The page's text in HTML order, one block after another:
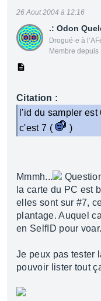
.: Odon
Drogué·e à
Membre depuis
26 Aout 2004 à 12:16
Citation :
l'id du sampler
c'est 7 (
)
Mmmh...
la carte du PC est
elles sont sur #7,
plantage. Auquel
en SelfID pour
Je peux pas tester
pouvoir lister tout